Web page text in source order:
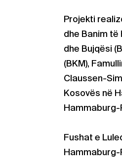
Projekti
dhe Banim të
dhe Bujqësi
(BKM),
Claussen-
Kosovës në
Hammaburg-
Fushat e
Hammaburg-